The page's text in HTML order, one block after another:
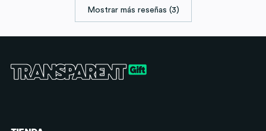
Mostrar más reseñas (3)